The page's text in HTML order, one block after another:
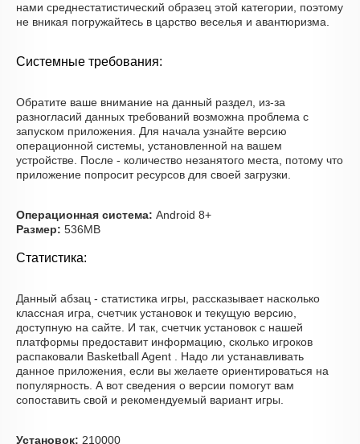
нами среднестатистический образец этой категории, поэтому
не вникая погружайтесь в царство веселья и авантюризма.
Системные требования:
Обратите ваше внимание на данный раздел, из-за
разногласий данных требований возможна проблема с
запуском приложения. Для начала узнайте версию
операционной системы, установленной на вашем
устройстве. После - количество незанятого места, потому что
приложение попросит ресурсов для своей загрузки.
Операционная система: Android 8+
Размер: 536MB
Статистика:
Данный абзац - статистика игры, рассказывает насколько
классная игра, счетчик установок и текущую версию,
доступную на сайте. И так, счетчик установок с нашей
платформы предоставит информацию, сколько игроков
распаковали Basketball Agent . Надо ли устанавливать
данное приложения, если вы желаете ориентироваться на
популярность. А вот сведения о версии помогут вам
сопоставить свой и рекомендуемый вариант игры.
Установок: 210000